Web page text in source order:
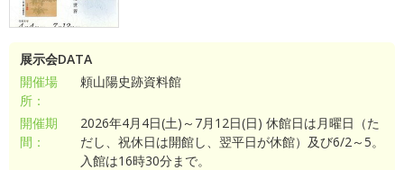
展示会DATA
開催場
所：
頼山陽史跡資料館
開催期
間：
2026年4月4日(土)～7月12日(日) 休館日は月曜日（た
だし、祝休日は開館し、翌平日が休館）及び6/2～5。
入館は16時30分まで。